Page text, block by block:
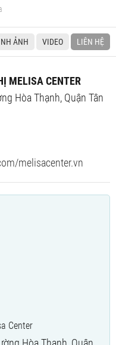
ẢNH VIDEO LIÊN HỆ
MELISA CENTER
Hòa Thạnh, Quận Tân
melisacenter.vn
Center